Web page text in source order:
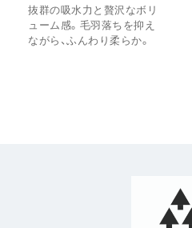
抜群の吸水力と贅沢なボリ
ューム感。毛羽落ちを抑え
ながら、ふんわり柔らか。